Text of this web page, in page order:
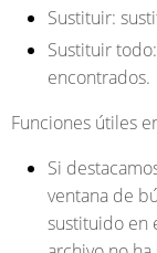
Sustituir:
Sustituir todo
encontrados.
Funciones útiles
Si
ventana de
sustituido en